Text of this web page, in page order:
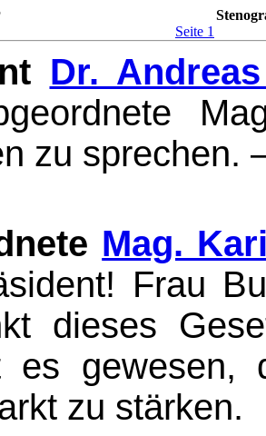
Seite 1
Dr.
zu sprechen.
Mag.
Frau
dieses
es gewesen,
zu stärken.